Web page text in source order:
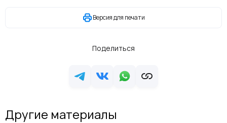
Версия для печати
Поделиться
Другие материалы